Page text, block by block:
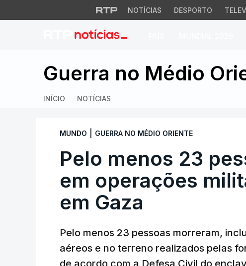
NOTÍCIAS DESPORTO
Pelo menos 23
Guerra no Médio
INÍCIO NOTÍCIAS
MUNDO GUERRA NO MÉDIO ORIENTE
Pelo menos 23
em operações
em Gaza
Pelo menos 23 pessoas morreram,
aéreos e no terreno realizados pelas
de acordo com a Defesa Civil do